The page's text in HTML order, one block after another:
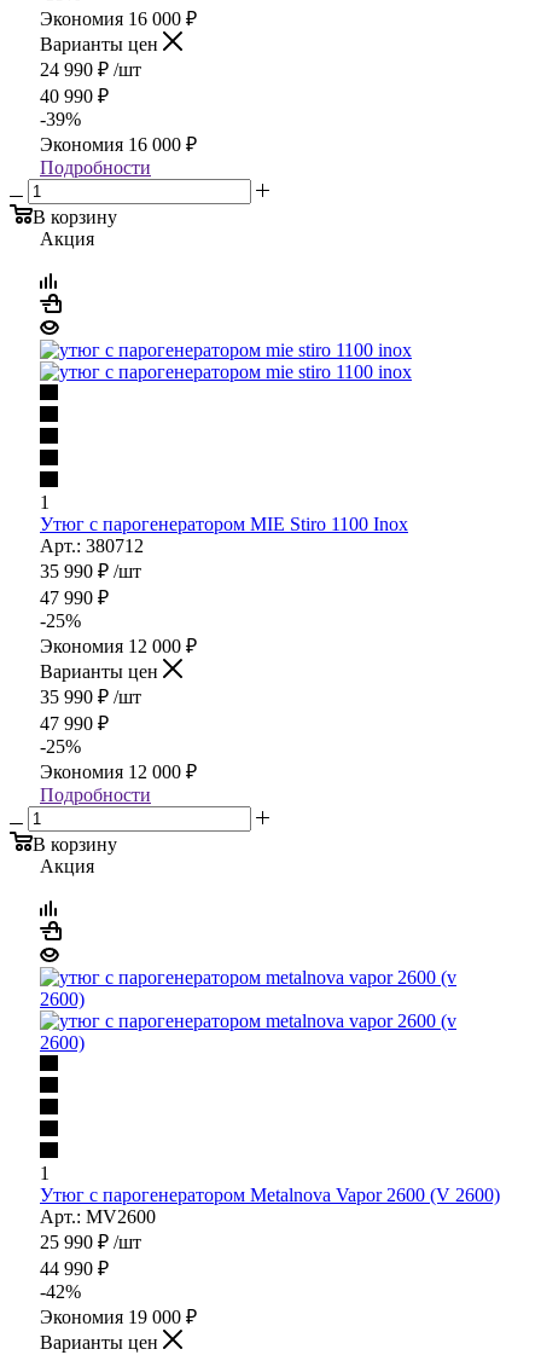
Экономия 16 000 ₽
Варианты цен
24 990 ₽ /шт
40 990 ₽
-39%
Экономия 16 000 ₽
Подробности
В корзину
Акция
1
Утюг с парогенератором MIE Stiro 1100 Inox
Арт.: 380712
35 990 ₽ /шт
47 990 ₽
-25%
Экономия 12 000 ₽
Варианты цен
35 990 ₽ /шт
47 990 ₽
-25%
Экономия 12 000 ₽
Подробности
В корзину
Акция
1
Утюг с парогенератором Metalnova Vapor 2600 (V 2600)
Арт.: MV2600
25 990 ₽ /шт
44 990 ₽
-42%
Экономия 19 000 ₽
Варианты цен